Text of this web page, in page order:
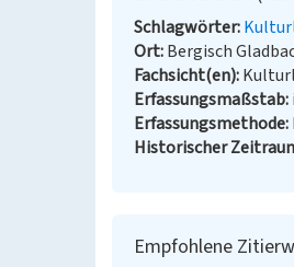
Schlagwörter
Ort Bergisch
Fachsicht(en)
Erfassungsmaßstab
Erfassungsmethode
Historischer
Empfohlene